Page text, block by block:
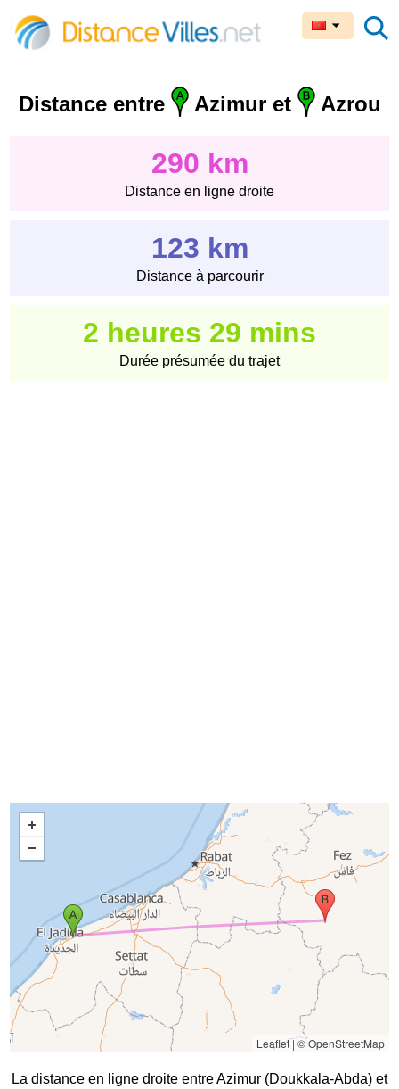
Distance entre Azimur et Azrou
290 km
Distance en ligne droite
123 km
Distance à parcourir
2 heures 29 mins
Durée présumée du trajet
Leaflet|© OpenStreetMap
La distance en ligne droite entre Azimur (Doukkala-Abda) et